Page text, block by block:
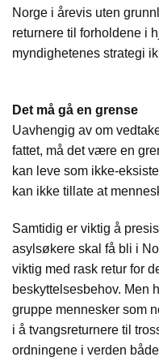
Norge i årevis uten
returnere til forholdene i
myndighetenes strategi
Det må gå en grense
Uavhengig av om
fattet, må det være en
kan leve som ikke-
kan ikke tillate at
Samtidig er viktig å
asylsøkere skal få bli i
viktig med rask retur for
beskyttelsesbehov. Men
gruppe mennesker som
i å tvangsreturnere til
ordningene i verden